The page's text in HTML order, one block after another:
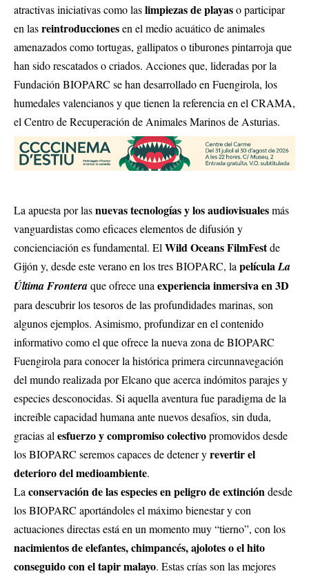
atractivas iniciativas como laslimpiezas de playaso participar
en lasreintroduccionesen el medio acuático de animales
amenazados como tortugas, gallipatos o tiburones pintarroja que
han sido rescatados o criados. Acciones que, lideradas por la
Fundación BIOPARC se han desarrollado en Fuengirola, los
humedales valencianos y que tienen la referencia en el CRAMA,
el Centro de Recuperación de Animales Marinos de Asturias.
La apuesta por lasnuevas tecnologías y los audiovisualesmás
vanguardistas como eficaces elementos de difusión y
concienciación es fundamental. ElWild Oceans FilmFestde
Gijón y, desde este verano en los tres BIOPARC, lapelículaLa
Última Fronteraque ofrece unaexperiencia inmersiva en 3D
para descubrir los tesoros de las profundidades marinas, son
algunos ejemplos. Asimismo, profundizar en el contenido
informativo como el que ofrece la nueva zona de BIOPARC
Fuengirola para conocer la histórica primera circunnavegación
del mundo realizada por Elcano que acerca indómitos parajes y
especies desconocidas. Si aquella aventura fue paradigma de la
increíble capacidad humana ante nuevos desafíos, sin duda,
gracias alesfuerzo y compromiso colectivopromovidos desde
los BIOPARC seremos capaces de detener yrevertir el
deterioro del medioambiente.
Laconservación de las especies en peligro de extincióndesde
los BIOPARC aportándoles el máximo bienestar y con
actuaciones directas está en un momento muy “tierno”, con los
nacimientos de elefantes, chimpancés, ajolotes o el hito
conseguido con el tapir malayo. Estas crías son las mejores